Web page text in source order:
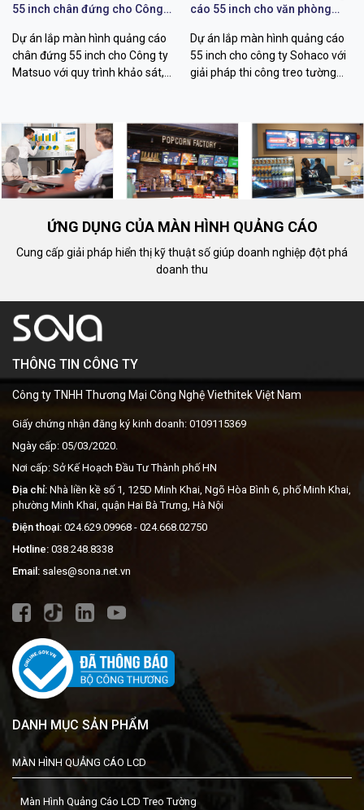
55 inch chân đứng cho Công
Dự án lắp màn hình quảng cáo
chân đứng 55 inch cho Công ty
Matsuo với quy trình khảo sát,
nghiệp.
cáo 55 inch cho văn phòng
Dự án lắp màn hình quảng cáo
55 inch cho công ty Sohaco với
giải pháp thi công treo tường
nội dung từ xa.
< >
ỨNG DỤNG CỦA MÀN HÌNH QUẢNG CÁO
Cung cấp giải pháp hiển thị kỹ thuật số giúp doanh nghiệp đột phá
doanh thu
THÔNG TIN CÔNG TY
Công ty TNHH Thương Mại Công Nghệ Viethitek Việt Nam
Giấy chứng nhận đăng ký kinh doanh: 0109115369
Ngày cấp: 05/03/2020.
Nơi cấp: Sở Kế Hoạch Đầu Tư Thành phố HN
Địa chỉ: Nhà liền kề số 1, 125D Minh Khai, Ngõ Hòa Bình 6, phố Minh Khai,
phường Minh Khai, quận Hai Bà Trưng, Hà Nội
Điện thoại: 024.629.09968 - 024.668.02750
Hotline: 038.248.8338
Email: sales@sona.net.vn
DANH MỤC SẢN PHẨM
MÀN HÌNH QUẢNG CÁO LCD
Màn Hình Quảng Cáo LCD Treo Tường